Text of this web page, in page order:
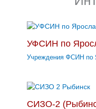
УФСИН по
Учреждения ФСИН по
СИЗО-2